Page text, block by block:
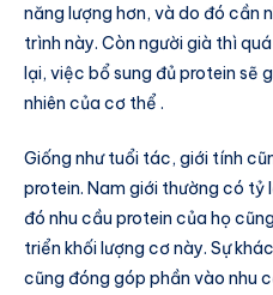
năng lượng hơn, và do đó cần
trình này. Còn người già thì
lại, việc bổ sung đủ protein sẽ
nhiên của cơ thể .
Giống như tuổi tác, giới tính
protein. Nam giới thường có tỷ
đó nhu cầu protein của họ
triển khối lượng cơ này. Sự
cũng đóng góp phần vào nhu